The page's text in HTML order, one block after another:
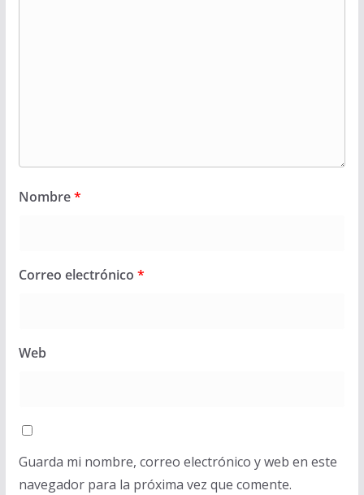
Nombre*
Correo electrónico *
Web
Guarda mi nombre, correo electrónico y web en este
navegador para la próxima vez que comente.